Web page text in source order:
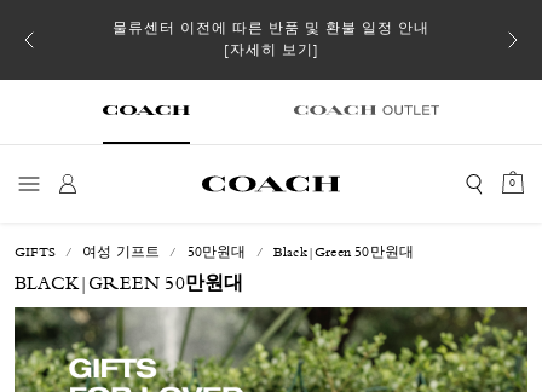
스트
물류센터 이전에 따른 반품 및 환불 일정 안내
[자세히 보기]
일부
0
GIFTS 여성 기프트 50만원대 Black|Green 50만원대
BLACK|GREEN 50만원대